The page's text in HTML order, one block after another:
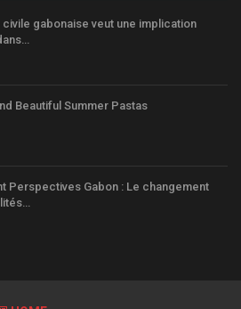
gabonaise veut une implication
Beautiful Summer Pastas
Perspectives Gabon : Le changement